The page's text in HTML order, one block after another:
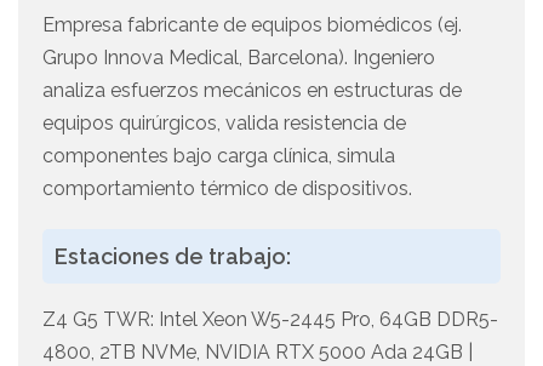
Empresa fabricante de equipos biomédicos (ej.
Grupo Innova Medical, Barcelona). Ingeniero
analiza esfuerzos mecánicos en estructuras de
equipos quirúrgicos, valida resistencia de
componentes bajo carga clínica, simula
comportamiento térmico de dispositivos.
Estaciones de trabajo:
Z4 G5 TWR: Intel Xeon W5-2445 Pro, 64GB DDR5-
4800, 2TB NVMe, NVIDIA RTX 5000 Ada 24GB |